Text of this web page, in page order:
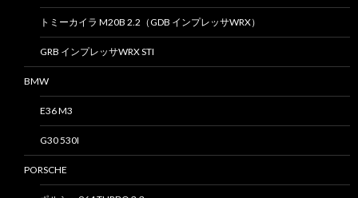
トミーカイラ M20B 2.2（GDB インプレッサWRX）
GRB インプレッサWRX STI
BMW
E36 M3
G30 530I
PORSCHE